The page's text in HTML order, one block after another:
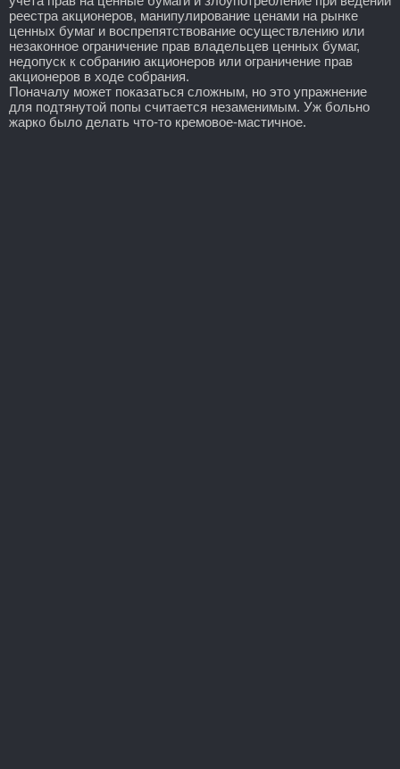
реестра акционеров, манипулирование ценами на рынке
ценных бумаг и воспрепятствование осуществлению или
незаконное ограничение прав владельцев ценных бумаг,
недопуск к собранию акционеров или ограничение прав
акционеров в ходе собрания.
Поначалу может показаться сложным, но это упражнение
для подтянутой попы считается незаменимым. Уж больно
жарко было делать что-то кремовое-мастичное.